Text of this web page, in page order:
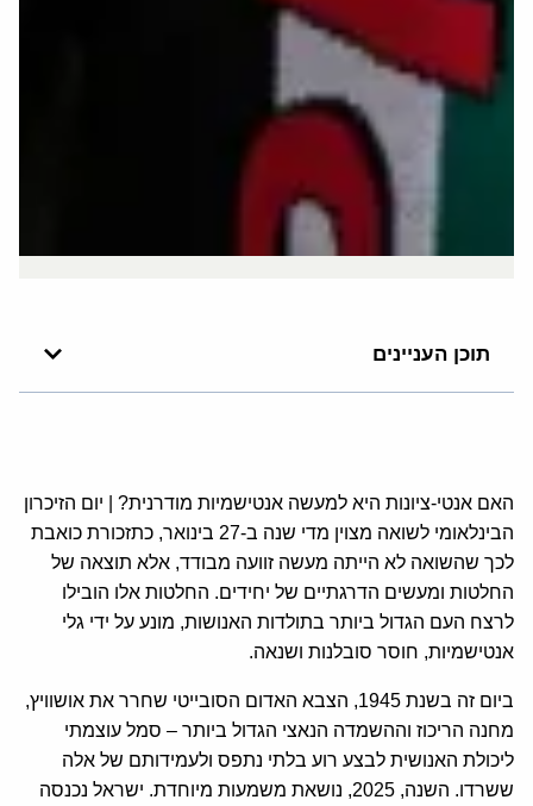
תוכן העניינים
האם אנטי-ציונות היא למעשה אנטישמיות מודרנית? | יום הזיכרון
הבינלאומי לשואה מצוין מדי שנה ב-27 בינואר, כתזכורת כואבת
לכך שהשואה לא הייתה מעשה זוועה מבודד, אלא תוצאה של
החלטות ומעשים הדרגתיים של יחידים. החלטות אלו הובילו
לרצח העם הגדול ביותר בתולדות האנושות, מונע על ידי גלי
אנטישמיות, חוסר סובלנות ושנאה.
ביום זה בשנת 1945, הצבא האדום הסובייטי שחרר את אושוויץ,
מחנה הריכוז וההשמדה הנאצי הגדול ביותר – סמל עוצמתי
ליכולת האנושית לבצע רוע בלתי נתפס ולעמידותם של אלה
ששרדו. השנה, 2025, נושאת משמעות מיוחדת. ישראל נכנסה